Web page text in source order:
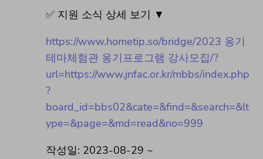
✅ 지원 소식 상세 보기 ▼
https://www.hometip.so/bridge/2023 옹기
테마체험관 옹기프로그램 강사모집/?
url=https://www.jnfac.or.kr/mbbs/index.php
?
board_id=bbs02&cate=&find=&search=&lt
ype=&page=&md=read&no=999
작성일: 2023-08-29 ~